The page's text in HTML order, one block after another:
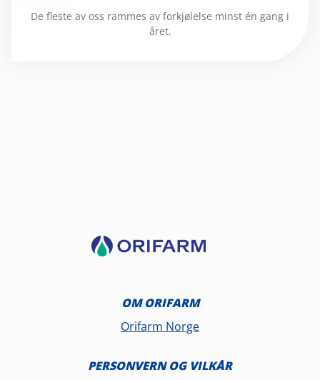
De fleste av oss rammes av forkjølelse minst én gang i
året.
OM ORIFARM
Orifarm Norge
PERSONVERN OG VILKÅR